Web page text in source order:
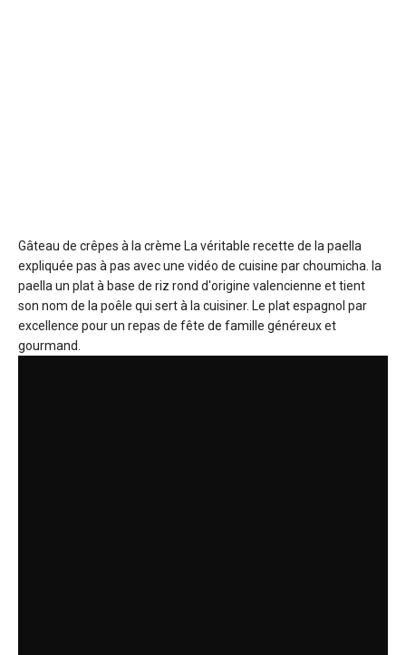
Gâteau de crêpes à la crème La véritable recette de la paella
expliquée pas à pas avec une vidéo de cuisine par choumicha. la
paella un plat à base de riz rond d'origine valencienne et tient
son nom de la poêle qui sert à la cuisiner. Le plat espagnol par
excellence pour un repas de fête de famille généreux et
gourmand.